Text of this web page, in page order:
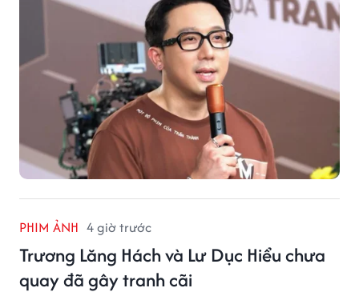
PHIM ẢNH 4 giờ trước
Trương Lăng Hách và Lư Dục Hiểu chưa
quay đã gây tranh cãi